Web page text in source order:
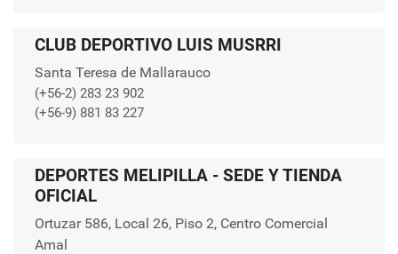
CLUB DEPORTIVO LUIS MUSRRI
Santa Teresa de Mallarauco
(+56-2) 283 23 902
(+56-9) 881 83 227
DEPORTES MELIPILLA - SEDE Y TIENDA
OFICIAL
Ortuzar 586, Local 26, Piso 2, Centro Comercial
Amal